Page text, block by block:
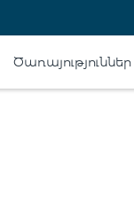
Ծառայություններ